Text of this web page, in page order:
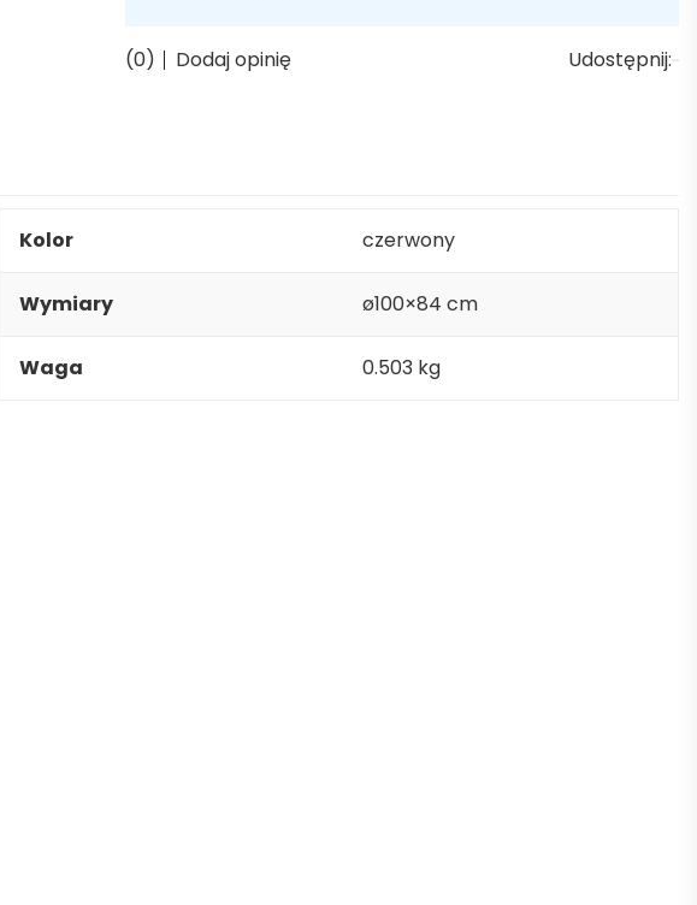
(0) Dodaj opinię Udostępnij:
Kolor czerwony
Wymiary ø100×84 cm
Waga 0.503 kg